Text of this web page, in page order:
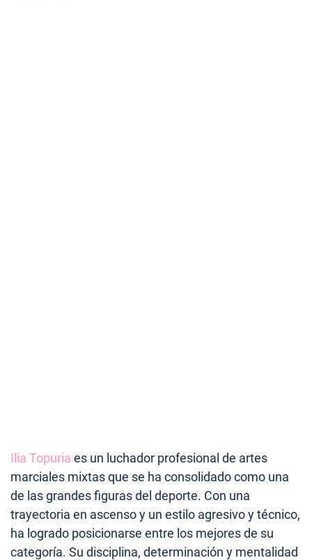
Ilia Topuria es un luchador profesional de artes
marciales mixtas que se ha consolidado como una
de las grandes figuras del deporte. Con una
trayectoria en ascenso y un estilo agresivo y técnico,
ha logrado posicionarse entre los mejores de su
categoría. Su disciplina, determinación y mentalidad